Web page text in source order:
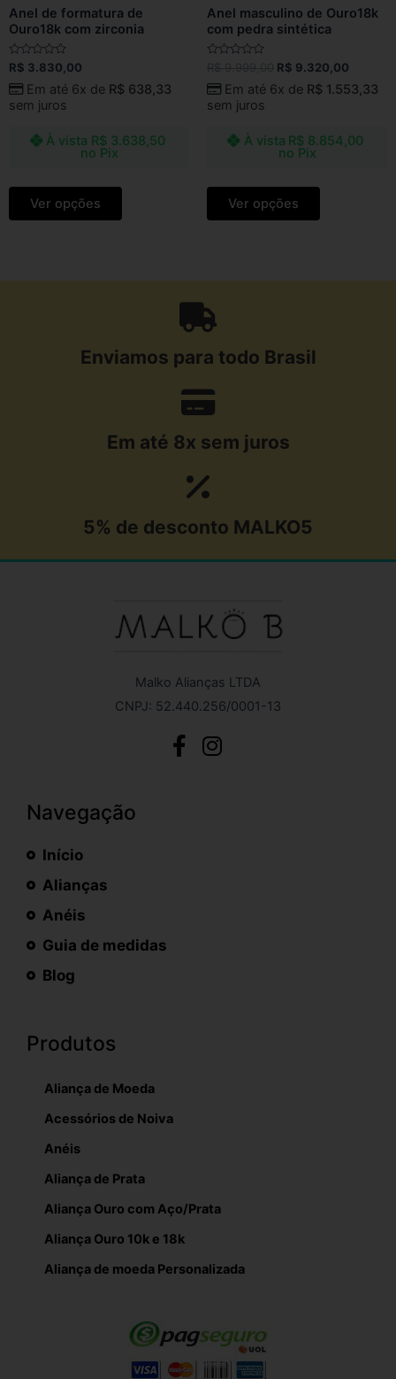
Anel de formatura de
Ouro18k com zirconia
Avaliação
de
5
R$ 3.830,00
À vista R$ 3.638,50
no Pix
Em até 6x de R$ 638,33
sem juros
Ver opções
Anel masculino de Ouro18k
com pedra sintética
de
5
R$ 9.320,00
À vista R$ 8.854,00
no Pix
Em até 6x de R$ 1.553,33
sem juros
Ver opções
Enviamos para todo Brasil
Em até 8x sem juros
5% de desconto MALKO5
Malko Alianças LTDA
CNPJ: 52.440.256/0001-13
Navegação
Início
Alianças
Anéis
Guia de medidas
Blog
Produtos
Aliança de Moeda
Acessórios de Noiva
Anéis
Aliança de Prata
Aliança Ouro com Aço/Prata
Aliança Ouro 10k e 18k
Aliança de moeda Personalizada